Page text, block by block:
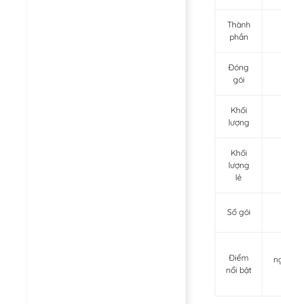
Thành
phần
Đóng
gói
Khối
lượng
Khối
lượng
lẻ
Số gói
Điểm
nổi bật